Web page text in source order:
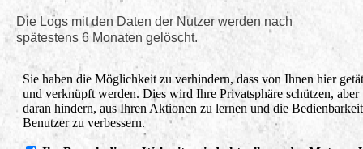
Die Logs mit den Daten der Nutzer werden nach
spätestens 6 Monaten gelöscht.